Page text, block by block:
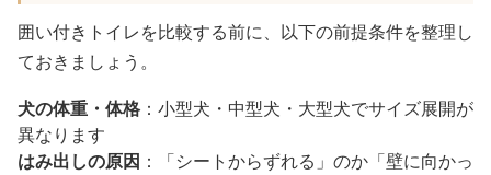
囲い付きトイレを比較する前に、以下の前提条件を整理し
ておきましょう。
犬の体重・体格 ：小型犬・中型犬・大型犬でサイズ展開が
異なります
はみ出しの原因 ：「シートからずれる」のか「壁に向かっ